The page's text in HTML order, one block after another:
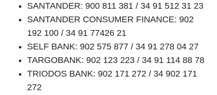
SANTANDER: 900 811 381 / 34 91 512 31 23
SANTANDER CONSUMER FINANCE: 902
192 100 / 34 91 77426 21
SELF BANK: 902 575 877 / 34 91 278 04 27
TARGOBANK: 902 123 223 / 34 91 114 88 78
TRIODOS BANK: 902 171 272 / 34 902 171
272